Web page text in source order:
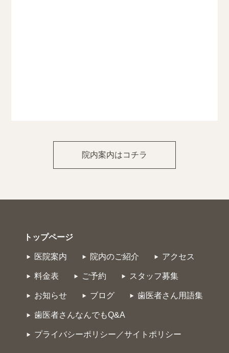
院内案内はコチラ
トップページ
医院案内 院内のご紹介 アクセス
料金表 ご予約 スタッフ募集
お知らせ ブログ 歯医者さん用語集
歯医者さんなんでもQ&A
プライバシーポリシー／サイトポリシー